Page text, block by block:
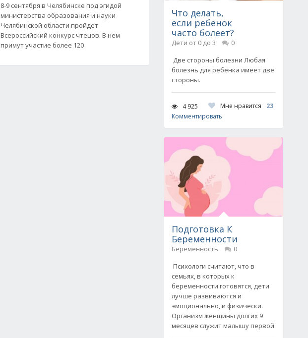
8-9 сентября в Челябинске под эгидой
министерства образования и науки
Челябинской области пройдет
Всероссийский конкурс чтецов. В нем
примут участие более 120
Что делать,
если ребенок
часто болеет?
Дети от 0 до 3
0
Две стороны болезни Любая
болезнь для ребенка имеет две
стороны.
4 925 Мне нравится
23
Комментировать
Подготовка К
Беременности
Беременность
0
Психологи считают, что в
семьях, в которых к
беременности готовятся, дети
лучше развиваются и
эмоционально, и физически.
Организм женщины долгих 9
месяцев служит малышу первой